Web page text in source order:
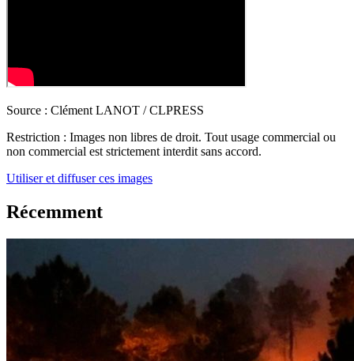
Source : Clément LANOT / CLPRESS
Restriction : Images non libres de droit. Tout usage commercial ou
non commercial est strictement interdit sans accord.
Utiliser et diffuser ces images
Récemment